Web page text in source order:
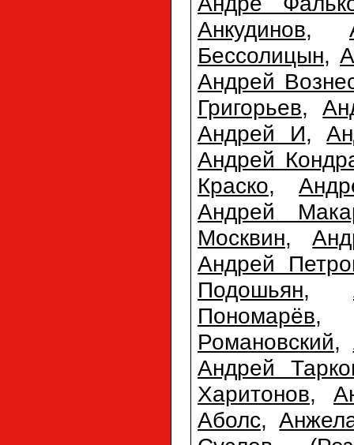
Анкудинов,
Бессолицын,
Андрей
Григорьев,
Андрей И,
Андрей
Краско,
Андрей
Москвин,
Андрей
Подошьян,
Пономарёв
Романовский,
Андрей
Харитонов,
Аболс,